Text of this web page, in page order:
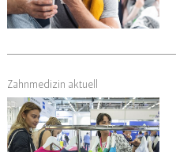
Zahnmedizin aktuell